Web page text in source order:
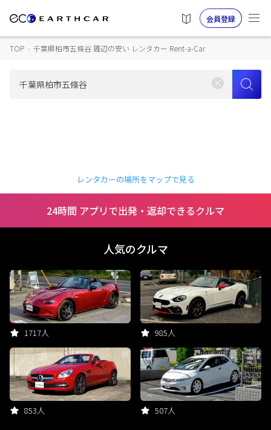
会員登録
TOP › 千葉県柏市五條谷 周辺の安い レンタカー Rent-a-Car
レンタカーの場所をマップで見る
24時間 アプリで出発・返却できるクルマ
人気のクルマ
1717人 985人
853人 507人